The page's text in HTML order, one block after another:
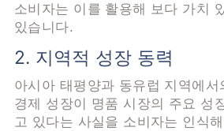
소비자는 이를 활용해 보다 가치
있습니다.
2. 지역적 성장 동력
아시아 태평양과 동유럽 지역에
경제 성장이 명품 시장의 주요 성
고 있다는 사실을 소비자는 인식